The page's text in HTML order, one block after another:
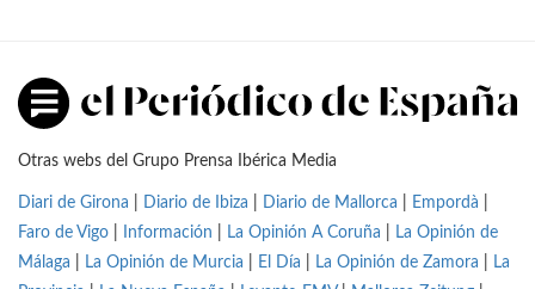
Otras webs del Grupo Prensa Ibérica Media
Diari de Girona Diario de Ibiza Diario de Mallorca Empordà
Faro de Vigo
Información La Opinión A Coruña
La Opinión de
Málaga
La Opinión de Murcia El Día La Opinión de Zamora
La